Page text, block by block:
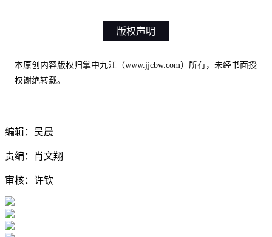
版权声明
本原创内容版权归掌中九江（www.jjcbw.com）所有，未经书面授
权谢绝转载。
编辑：吴晨
责编：肖文翔
审核：许钦